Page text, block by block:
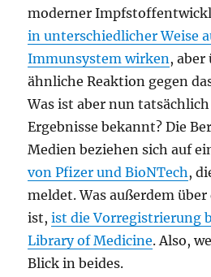
moderner
in unterschiedlicher Weise
Immunsystem wirken, aber
ähnliche Reaktion gegen
Was ist aber nun
Ergebnisse bekannt? Die
Medien beziehen sich auf
von Pfizer und BioNTech,
meldet. Was außerdem
ist,ist die Vorregistrierung
Library of Medicine. Also,
Blick in beides.